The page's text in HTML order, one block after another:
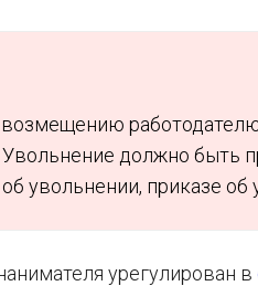
Увольнение должно быть
увольнении, приказе об
урегулирован в